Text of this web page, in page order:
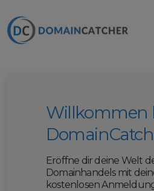
Willkommen
Eröffne dir deine Welt
Domainhandels mit
kostenlosen